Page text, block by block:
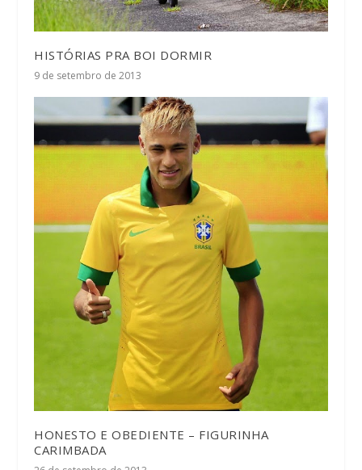
HISTÓRIAS PRA BOI DORMIR
9 de setembro de 2013
HONESTO E OBEDIENTE – FIGURINHA
CARIMBADA